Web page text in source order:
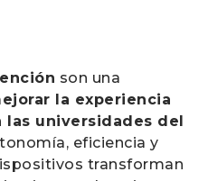
son una
la experiencia
universidades del
eficiencia y
transforman